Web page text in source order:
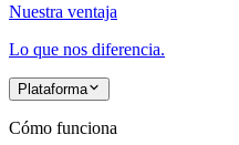
Nuestra ventaja
Lo que nos diferencia.
Plataforma
Cómo funciona